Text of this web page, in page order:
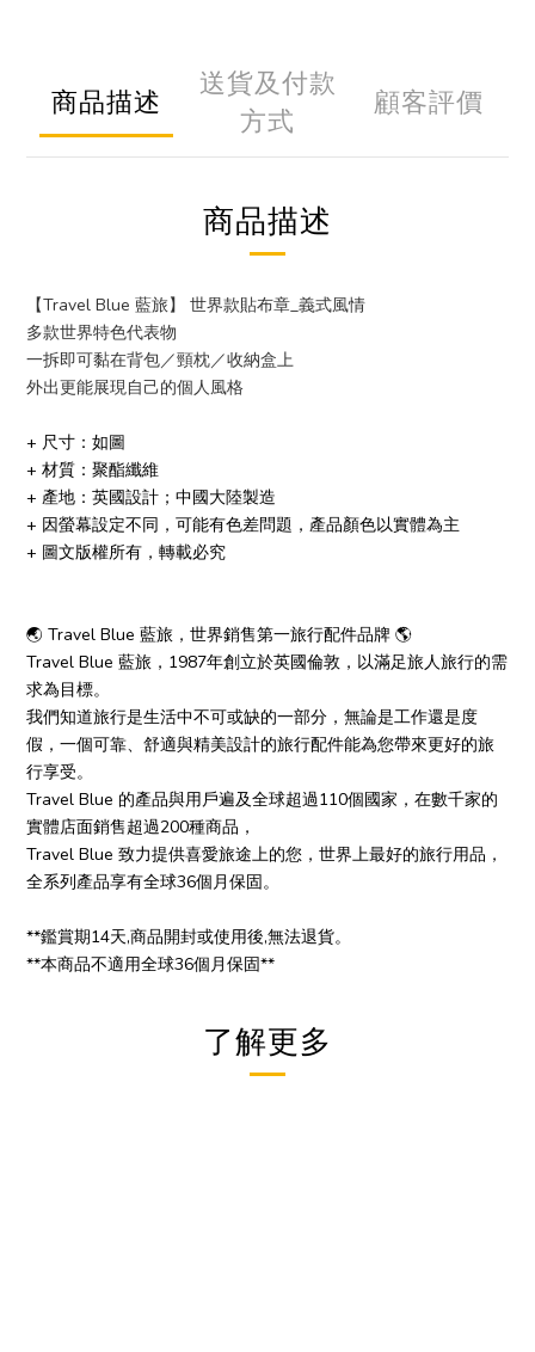
商品描述
送貨及付款
方式
顧客評價
商品描述
【Travel Blue 藍旅】 世界款貼布章_義式風情
多款世界特色代表物
一拆即可黏在背包／頸枕／收納盒上
外出更能展現自己的個人風格
+ 尺寸：如圖
+ 材質：聚酯纖維
+ 產地：英國設計；中國大陸製造
+ 因螢幕設定不同，可能有色差問題，產品顏色以實體為主
+ 圖文版權所有，轉載必究
🌏 Travel Blue 藍旅，世界銷售第一旅行配件品牌 🌎
Travel Blue 藍旅，1987年創立於英國倫敦，以滿足旅人旅行的需
求為目標。
我們知道旅行是生活中不可或缺的一部分，無論是工作還是度
假，一個可靠、舒適與精美設計的旅行配件能為您帶來更好的旅
行享受。
Travel Blue 的產品與用戶遍及全球超過110個國家，在數千家的
實體店面銷售超過200種商品，
Travel Blue 致力提供喜愛旅途上的您，世界上最好的旅行用品，
全系列產品享有全球36個月保固。
**鑑賞期14天,商品開封或使用後,無法退貨。
**本商品不適用全球36個月保固**
了解更多